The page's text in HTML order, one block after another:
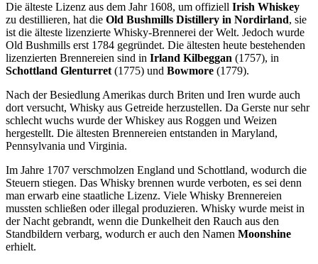
Die älteste Lizenz aus dem Jahr 1608, um offiziell Irish Whiskey
zu destillieren, hat die Old Bushmills Distillery in Nordirland, sie
ist die älteste lizenzierte Whisky-Brennerei der Welt. Jedoch wurde
Old Bushmills erst 1784 gegründet. Die ältesten heute bestehenden
lizenzierten Brennereien sind in Irland Kilbeggan (1757), in
Schottland Glenturret (1775) und Bowmore (1779).
Nach der Besiedlung Amerikas durch Briten und Iren wurde auch
dort versucht, Whisky aus Getreide herzustellen. Da Gerste nur sehr
schlecht wuchs wurde der Whiskey aus Roggen und Weizen
hergestellt. Die ältesten Brennereien entstanden in Maryland,
Pennsylvania und Virginia.
Im Jahre 1707 verschmolzen England und Schottland, wodurch die
Steuern stiegen. Das Whisky brennen wurde verboten, es sei denn
man erwarb eine staatliche Lizenz. Viele Whisky Brennereien
mussten schließen oder illegal produzieren. Whisky wurde meist in
der Nacht gebrandt, wenn die Dunkelheit den Rauch aus den
Standbildern verbarg, wodurch er auch den Namen Moonshine
erhielt.